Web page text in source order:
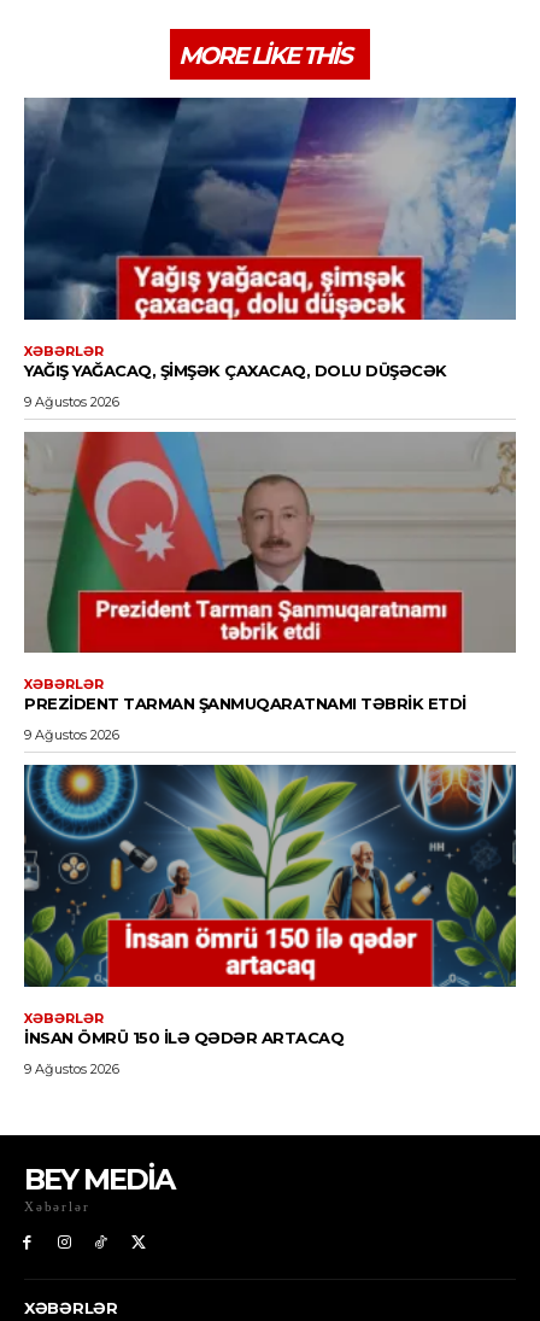
BEY MEDİA
Xəbərlər
XƏBƏRLƏR